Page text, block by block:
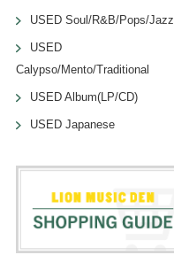
USED Soul/R&B/Pops/Jazz
USED
Calypso/Mento/Traditional
USED Album(LP/CD)
USED Japanese